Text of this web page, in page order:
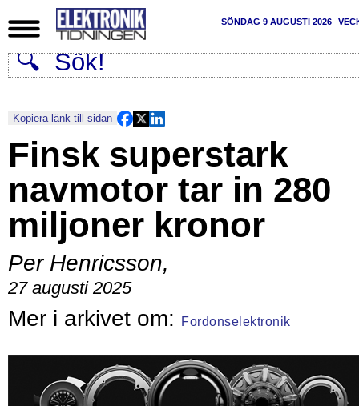
SÖNDAG 9 AUGUSTI 2026
Kopiera länk till sidan
Finsk superstark
navmotor tar in 280
miljoner kronor
Per Henricsson,
27 augusti 2025
Fordonselektronik